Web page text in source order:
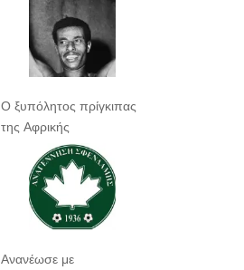
Ο ξυπόλητος πρίγκιπας
της Αφρικής
Ανανέωσε με